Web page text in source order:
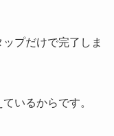
プだけで完了しま
いるからです。